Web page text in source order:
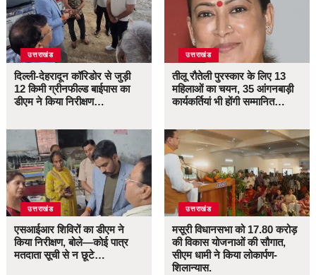
उत्तराखंड
दिल्ली-देहरादून कॉरिडोर से जुड़ी
12 किमी ग्रीनफील्ड बाईपास का
डीएम ने किया निरीक्षण…
उत्तराखंड
एसआईआर शिविरों का डीएम ने
किया निरीक्षण, बोले—कोई पात्र
मतदाता सूची से न छूटे…
उत्तराखंड
तीलू रौतेली पुरस्कार के लिए 13
महिलाओं का चयन, 35 आंगनबाड़ी
कार्यकर्तियां भी होंगी सम्मानित…
उत्तराखंड
मसूरी विधानसभा को 17.80 करोड़
की विकास योजनाओं की सौगात,
सीएम धामी ने किया लोकार्पण-
शिलान्यास.